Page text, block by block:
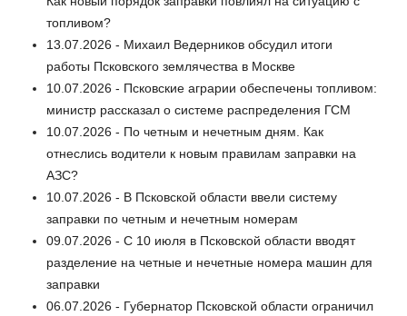
топливом?
13.07.2026 - Михаил Ведерников обсудил итоги
работы Псковского землячества в Москве
10.07.2026 - Псковские аграрии обеспечены топливом:
министр рассказал о системе распределения ГСМ
10.07.2026 - По четным и нечетным дням. Как
отнеслись водители к новым правилам заправки на
АЗС?
10.07.2026 - В Псковской области ввели систему
заправки по четным и нечетным номерам
09.07.2026 - С 10 июля в Псковской области вводят
разделение на четные и нечетные номера машин для
заправки
06.07.2026 - Губернатор Псковской области ограничил